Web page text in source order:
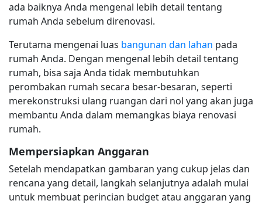
ada baiknya Anda mengenal lebih detail tentang
rumah Anda sebelum direnovasi.
Terutama mengenai luas bangunan dan lahan pada
rumah Anda. Dengan mengenal lebih detail tentang
rumah, bisa saja Anda tidak membutuhkan
perombakan rumah secara besar-besaran, seperti
merekonstruksi ulang ruangan dari nol yang akan juga
membantu Anda dalam memangkas biaya renovasi
rumah.
Mempersiapkan Anggaran
Setelah mendapatkan gambaran yang cukup jelas dan
rencana yang detail, langkah selanjutnya adalah mulai
untuk membuat perincian budget atau anggaran yang